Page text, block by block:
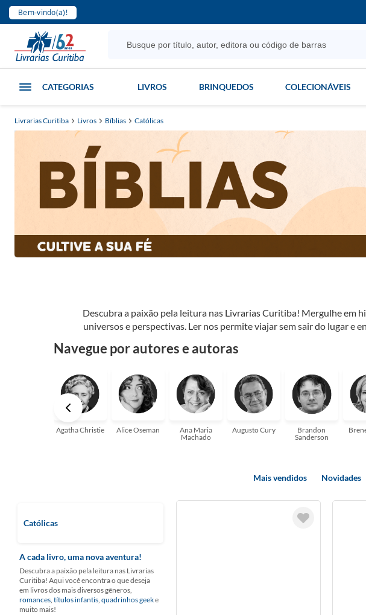
Bem-vindo(a)!
CATEGORIAS LIVROS BRINQUEDOS COLECIONÁVEIS
Livrarias Curitiba Livros Bíblias Católicas
Descubra a paixão pela leitura nas Livrarias Curitiba! Mergulhe em
universos e perspectivas. Ler nos permite viajar sem sair do lugar e
aqui para ajudar a transformar a
Navegue por autores e autoras
Agatha Christie Alice Oseman
Ana Maria
Machado
Augusto Cury
Brandon
Sanderson
Mais vendidos Novidades
Católicas
A cada livro, uma nova aventura!
Descubra a paixão pela leitura nas Livrarias
Curitiba! Aqui você encontra o que deseja
em livros dos mais diversos gêneros,
romances, títulos infantis, quadrinhos geeke
muito mais!